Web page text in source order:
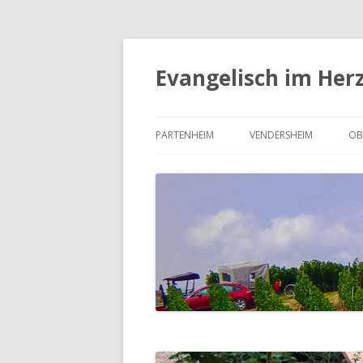
Evangelisch im
PARTENHEIM
DER KIRCHENVORSTAND
VENDERSHEIM
DER KIRCHENVORSTAND
VENDERSHEIM
UNSERE KIRCHE IN